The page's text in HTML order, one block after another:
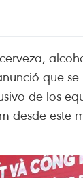
que
de los
desde este